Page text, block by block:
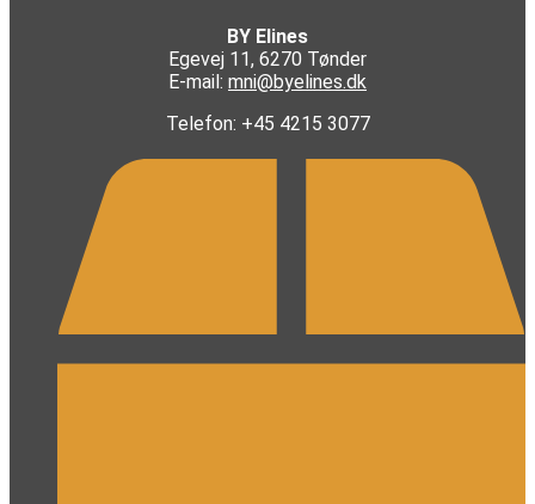
BY Elines
Egevej 11, 6270 Tønder
E-mail: mni@byelines.dk
Telefon: +45 4215 3077